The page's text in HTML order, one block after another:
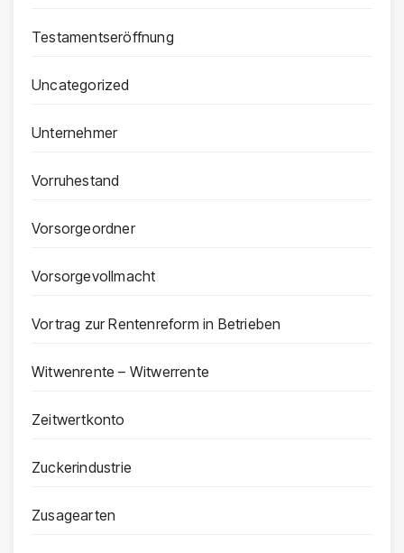
Testamentseröffnung
Uncategorized
Unternehmer
Vorruhestand
Vorsorgeordner
Vorsorgevollmacht
Vortrag zur Rentenreform in Betrieben
Witwenrente – Witwerrente
Zeitwertkonto
Zuckerindustrie
Zusagearten